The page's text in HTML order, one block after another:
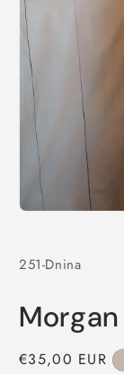
in
modaal
251-Dnina
Normale
€35,00 EUR